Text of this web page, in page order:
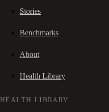
Stories
Benchmarks
About
Health Library
HEALTH LIBRARY